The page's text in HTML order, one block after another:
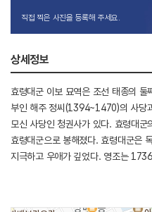
직접 찍은 사진을 등록해 주세요.
상세정보
효령대군 이보 묘역은 조선 태종의
부인 해주 정씨(1394~1470)의 사당
모신 사당인 청권사가 있다. 효령대
효령대군으로 봉해졌다. 효령대군은
지극하고 우애가 깊었다. 영조는
그리고 정조는 1789년(정조 13)에
1984~1986년에 문화유산보호구역